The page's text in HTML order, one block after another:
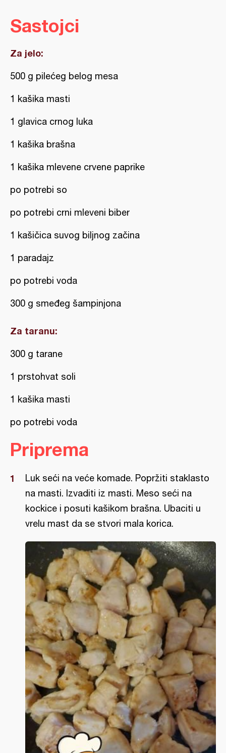
Sastojci
Za jelo:
500 g pilećeg belog mesa
1 kašika masti
1 glavica crnog luka
1 kašika brašna
1 kašika mlevene crvene paprike
po potrebi so
po potrebi crni mleveni biber
1 kašičica suvog biljnog začina
1 paradajz
po potrebi voda
300 g smeđeg šampinjona
Za taranu:
300 g tarane
1 prstohvat soli
1 kašika masti
po potrebi voda
Priprema
Luk seći na veće komade. Popržiti staklasto
na masti. Izvaditi iz masti. Meso seći na
kockice i posuti kašikom brašna. Ubaciti u
vrelu mast da se stvori mala korica.